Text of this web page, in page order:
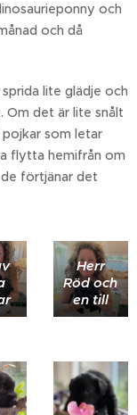
och
och då
lite glädje och
det är lite snålt
pojkar som letar
flytta hemifrån om
förtjänar det
Herr
Röd och
en till